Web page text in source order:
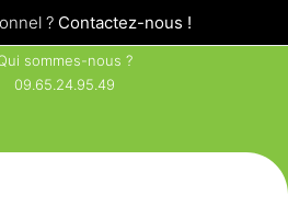
? Contactez-nous !
sommes-nous ?
09.65.24.95.49